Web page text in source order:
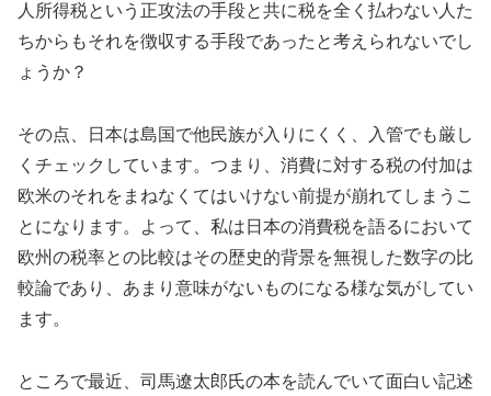
人所得税という正攻法の手段と共に税を全く払わない人た
ちからもそれを徴収する手段であったと考えられないでし
ょうか？
その点、日本は島国で他民族が入りにくく、入管でも厳し
くチェックしています。つまり、消費に対する税の付加は
欧米のそれをまねなくてはいけない前提が崩れてしまうこ
とになります。よって、私は日本の消費税を語るにおいて
欧州の税率との比較はその歴史的背景を無視した数字の比
較論であり、あまり意味がないものになる様な気がしてい
ます。
ところで最近、司馬遼太郎氏の本を読んでいて面白い記述